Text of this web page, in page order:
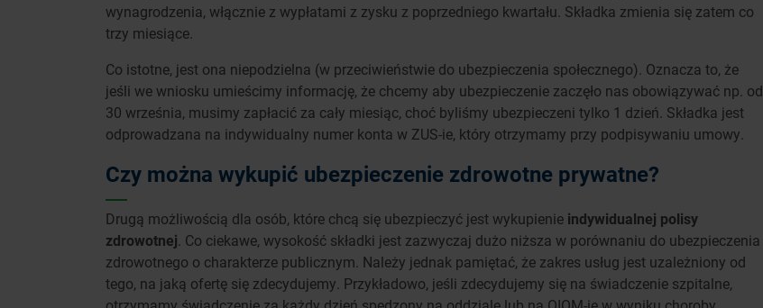
wynagrodzenia, włącznie z wypłatami z zysku z poprzedniego kwartału. Składka zmienia się zatem co
trzy miesiące.
Co istotne, jest ona niepodzielna (w przeciwieństwie do ubezpieczenia społecznego). Oznacza to, że
jeśli we wniosku umieścimy informację, że chcemy aby ubezpieczenie zaczęło nas obowiązywać np. od
30 września, musimy zapłacić za cały miesiąc, choć byliśmy ubezpieczeni tylko 1 dzień. Składka jest
odprowadzana na indywidualny numer konta w ZUS-ie, który otrzymamy przy podpisywaniu umowy.
Czy można wykupić ubezpieczenie zdrowotne prywatne?
Drugą możliwością dla osób, które chcą się ubezpieczyć jest wykupienie indywidualnej polisy
zdrowotnej . Co ciekawe, wysokość składki jest zazwyczaj dużo niższa w porównaniu do ubezpieczenia
zdrowotnego o charakterze publicznym. Należy jednak pamiętać, że zakres usług jest uzależniony od
tego, na jaką ofertę się zdecydujemy. Przykładowo, jeśli zdecydujemy się na świadczenie szpitalne,